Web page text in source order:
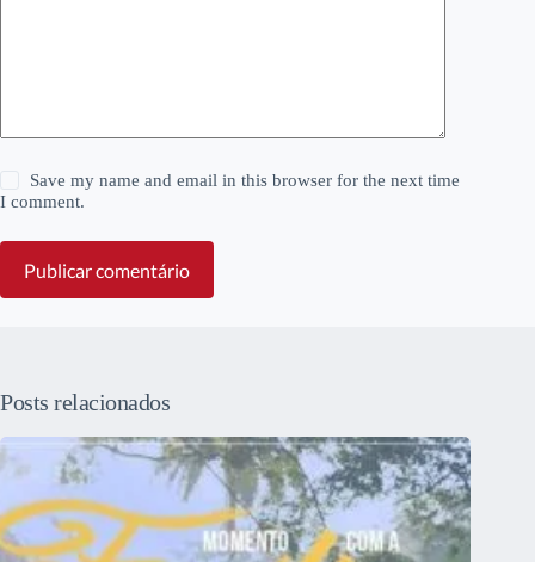
Save my name and email in this browser for the next time
I comment.
Publicar comentário
Posts relacionados